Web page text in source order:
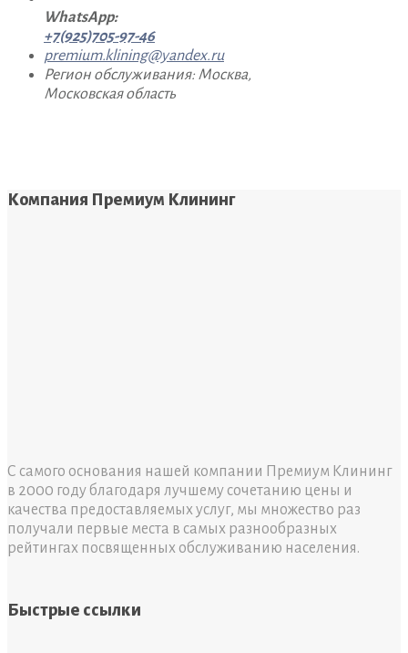
WhatsApp:
+7(925)705-97-46
premium.klining@yandex.ru
Регион обслуживания: Москва,
Московская область
Компания Премиум Клининг
С самого основания нашей компании Премиум Клининг
в 2000 году благодаря лучшему сочетанию цены и
качества предоставляемых услуг, мы множество раз
получали первые места в самых разнообразных
рейтингах посвященных обслуживанию населения.
Быстрые ссылки